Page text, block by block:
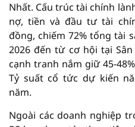
Nhất. Cấu trúc tài chính
nợ, tiền và đầu tư tài
đồng, chiếm 72% tổng tài
2026 đến từ cơ hội tại
cạnh tranh nắm giữ 45-
Tỷ suất cổ tức dự kiến
năm.
Ngoài các doanh nghiệp